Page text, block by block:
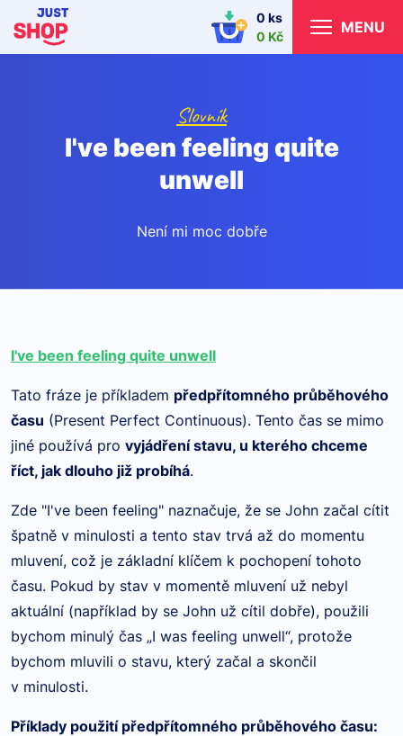
0 ks
0 Kč
MENU
Slovník
I've been feeling quite
unwell
Není mi moc dobře
I've been feeling quite unwell
Tato fráze je příkladem předpřítomného průběhového
času (Present Perfect Continuous). Tento čas se mimo
jiné používá pro vyjádření stavu, u kterého chceme
říct, jak dlouho již probíhá.
Zde "I've been feeling" naznačuje, že se John začal cítit
špatně v minulosti a tento stav trvá až do momentu
mluvení, což je základní klíčem k pochopení tohoto
času. Pokud by stav v momentě mluvení už nebyl
aktuální (například by se John už cítil dobře), použili
bychom minulý čas „I was feeling unwell“, protože
bychom mluvili o stavu, který začal a skončil
v minulosti.
Příklady použití předpřítomného průběhového času: